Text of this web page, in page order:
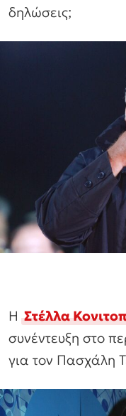
δηλώσεις;
ΗΣτέλλα
συνέντευξη στο
για τον Πασχάλη